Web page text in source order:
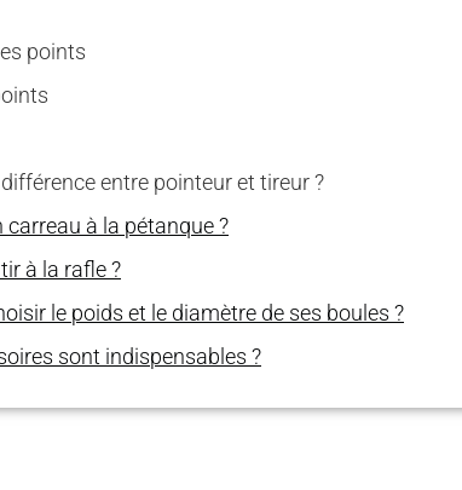
points
entre pointeur et tireur ?
carreau à la pétanque ?
à la rafle ?
le poids et le diamètre de ses boules ?
sont indispensables ?